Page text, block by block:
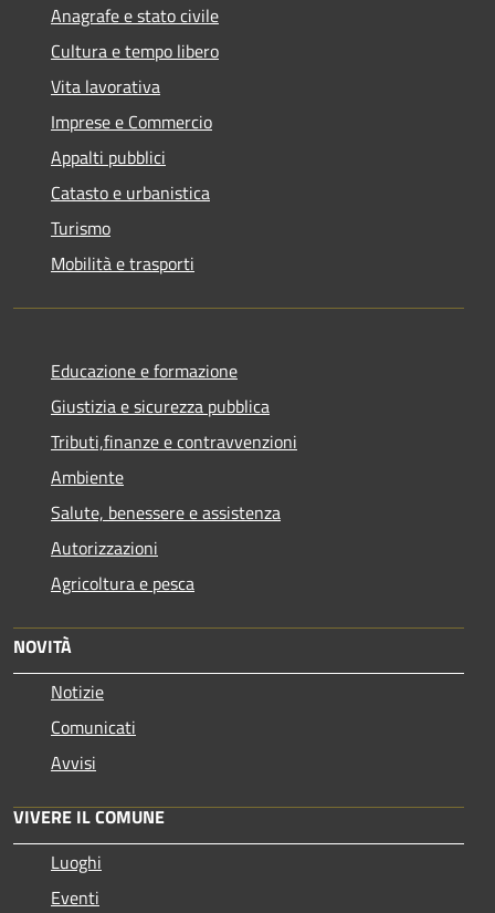
Anagrafe e stato civile
Cultura e tempo libero
Vita lavorativa
Imprese e Commercio
Appalti pubblici
Catasto e urbanistica
Turismo
Mobilità e trasporti
Educazione e formazione
Giustizia e sicurezza pubblica
Tributi,finanze e contravvenzioni
Ambiente
Salute, benessere e assistenza
Autorizzazioni
Agricoltura e pesca
NOVITÀ
Notizie
Comunicati
Avvisi
VIVERE IL COMUNE
Luoghi
Eventi